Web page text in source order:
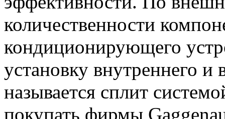
количественности
кондиционирующего
установку внутреннего и
называется сплит
покупать фирмы